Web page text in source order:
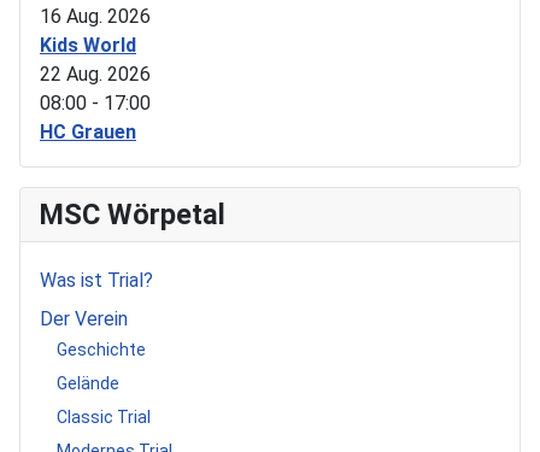
16 Aug. 2026
Kids World
22 Aug. 2026
08:00 - 17:00
HC Grauen
MSC Wörpetal
Was ist Trial?
Der Verein
Geschichte
Gelände
Classic Trial